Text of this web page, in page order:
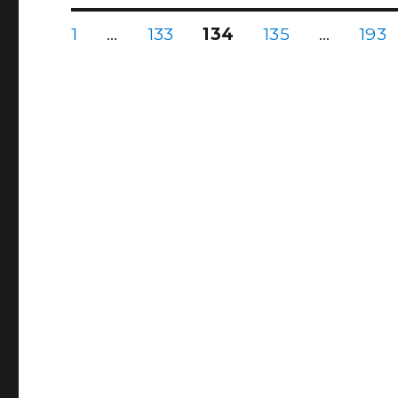
投
固
1 …
固
133
固
134
固
135 …
固
193